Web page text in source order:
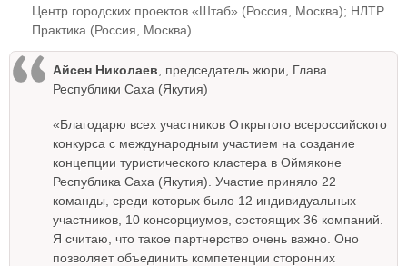
Центр городских проектов «Штаб» (Россия, Москва); НЛТР
Практика (Россия, Москва)
Айсен Николаев , председатель жюри, Глава
Республики Саха (Якутия)
«Благодарю всех участников Открытого всероссийского
конкурса с международным участием на создание
концепции туристического кластера в Оймяконе
Республика Саха (Якутия). Участие приняло 22
команды, среди которых было 12 индивидуальных
участников, 10 консорциумов, состоящих 36 компаний.
Я считаю, что такое партнерство очень важно. Оно
позволяет объединить компетенции сторонних